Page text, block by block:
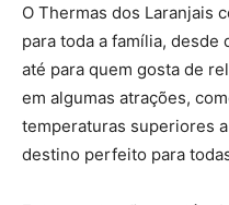
O Thermas dos Laranjais
para toda a família,
até para quem gosta de
em algumas atrações,
temperaturas superiores
destino perfeito para